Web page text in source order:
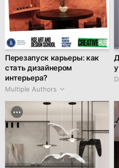
Перезапуск карьеры: как
стать дизайнером
интерьера?
Multiple Authors